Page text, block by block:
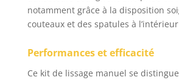
notamment grâce à la disposition
couteaux et des spatules à
Performances et efficacité
Ce kit de lissage manuel se